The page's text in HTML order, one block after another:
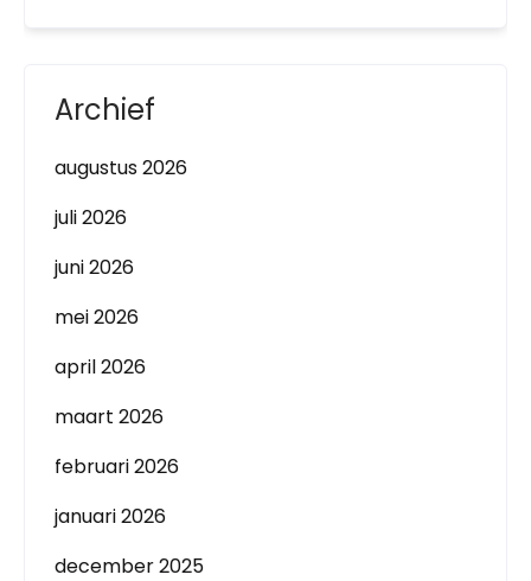
Archief
augustus 2026
juli 2026
juni 2026
mei 2026
april 2026
maart 2026
februari 2026
januari 2026
december 2025